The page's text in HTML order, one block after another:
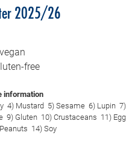
2025/26
free
information
4) Mustard 5) Sesame 6) Lupin 7)
9) Gluten 10) Crustaceans 11) Egg
14) Soy